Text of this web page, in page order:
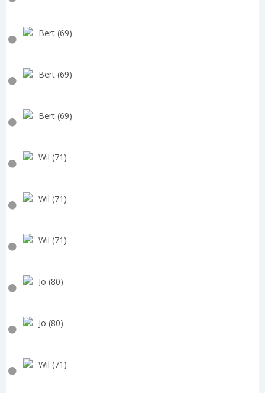
Bert (69)
Bert (69)
Bert (69)
Wil (71)
Wil (71)
Wil (71)
Jo (80)
Jo (80)
Wil (71)